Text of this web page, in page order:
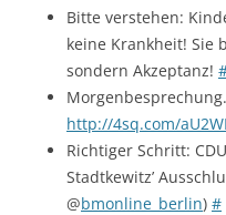
Bitte verstehen:
keine Krankheit! Sie
sondern Akzeptanz!
http://4sq.com/
Richtiger Schritt:
Stadtkewitz’
@bmonline_berlin) #